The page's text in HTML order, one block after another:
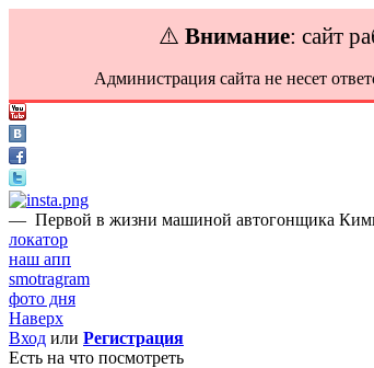
⚠️ Внимание: сайт
Администрация сайта не несет
— Первой в жизни машиной автогонщика
локатор
наш апп
smotragram
фото дня
Наверх
Вход или Регистрация
Есть на что посмотреть